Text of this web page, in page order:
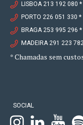
LISBOA 213 192 080 *
PORTO 226 051 330 *
BRAGA 253 995 296 *
MADEIRA 291 223
* Chamadas sem
SOCIAL